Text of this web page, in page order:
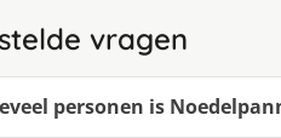
vragen
personen is